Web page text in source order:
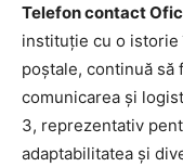
Telefon contact
instituție cu o
poștale, continuă
comunicarea și
3, reprezentativ
adaptabilitatea și